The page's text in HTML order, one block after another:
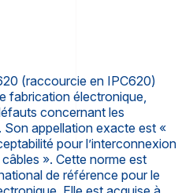
(raccourcie en IPC620)
fabrication électronique,
concernant les
appellation exacte est «
pour l’interconnexion
». Cette norme est
de référence pour le